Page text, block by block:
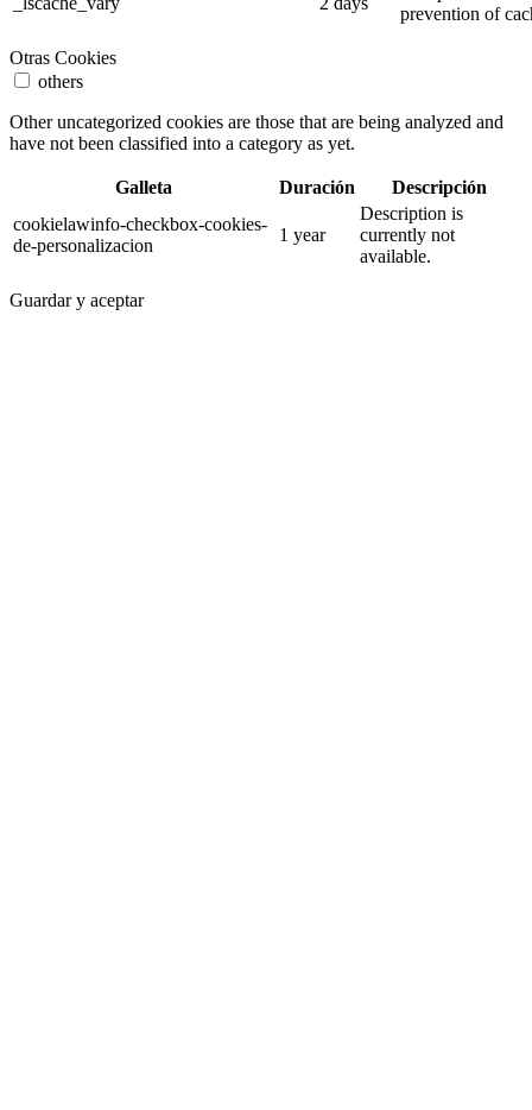
prevention of
Otras Cookies
others
Other uncategorized cookies are those that are being analyzed and
have not been classified into a category as yet.
Galleta Duración
Descripción
cookielawinfo-checkbox-cookies-
de-personalizacion
1 year
Description is
currently not
available.
Guardar y aceptar